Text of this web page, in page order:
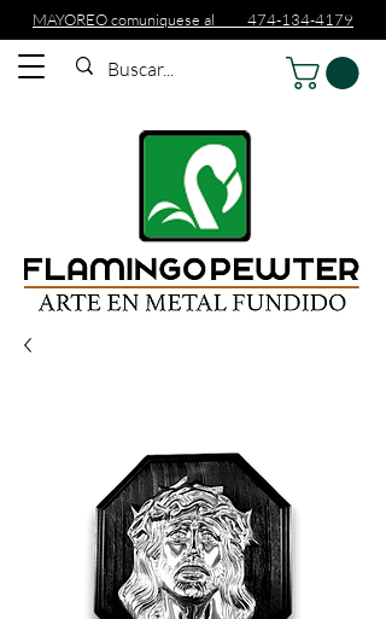
MAYOREO comuniquese al 474-134-4179